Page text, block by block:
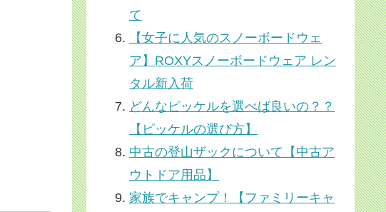
て
【女子に人気のスノーボードウェ
ア】ROXYスノーボードウェア レン
タル新入荷
どんなピッケルを選べば良いの？？
【ピッケルの選び方】
中古の登山ザックについて【中古ア
ウトドア用品】
家族でキャンプ！【ファミリーキャ